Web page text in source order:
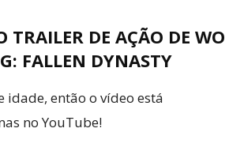
TRAILER DE AÇÃO DE WO
FALLEN DYNASTY
idade, então o vídeo está
no YouTube!